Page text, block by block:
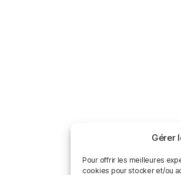
Gérer
Pour offrir les meilleures
cookies pour stocker et/ou